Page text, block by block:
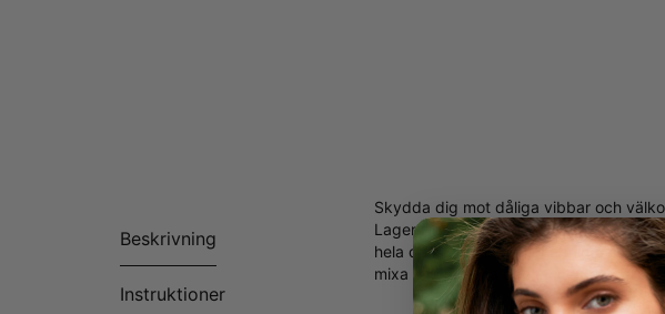
Beskrivning
Instruktioner
Skydda dig mot dåliga vibbar och
Lager Namnhalsband med Ädelsten i
hela dess estetik och charmiga
mixa och matcha ögonaccenten med
Tillverkat av 18K guldplätering